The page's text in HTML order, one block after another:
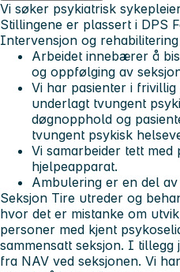
Vi søker psykiatrisk
Stillingene er plassert i DPS
Intervensjon og
Arbeidet innebærer å
og oppfølging av
Vi har pasienter i
underlagt tvungent
døgnopphold og
tvungent psykisk
Vi samarbeider tett
hjelpeapparat.
Ambulering er en del
Seksjon Tire utreder og
hvor det er mistanke om
personer med kjent
sammensatt seksjon. I
fra NAV ved seksjonen. Vi